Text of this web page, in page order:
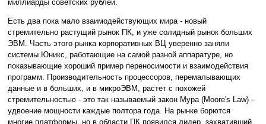
миллиарды советских рублей.
Есть два пока мало взаимодействующих мира - новый
стремительно растущий рынок ПК, и уже солидный рынок больших
ЭВМ. Часть этого рынка корпоративных ВЦ уверенно заняли
системы Юникс, работающие на самой разной аппаратуре, но
показывающие хороший пример переносимости и взаимодействия
программ. Производительность процессоров, перемалывающих
данные и в больших, и в микроЭВМ, растет с похожей
стремительностью - это так называемый закон Мура (Moore's Law) -
удвоение мощности каждые полтора года. На рынке борются
многие платформы, но в области ПК появился лидер, захвативший